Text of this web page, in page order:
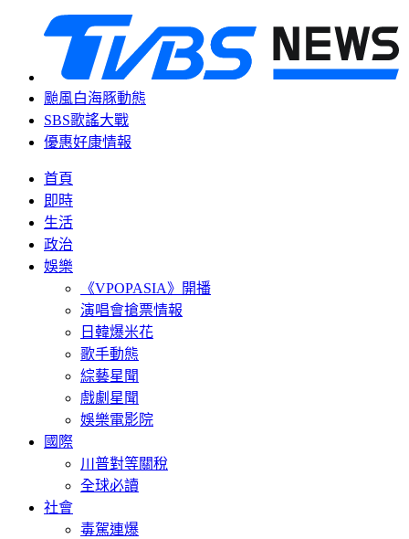
颱風白海豚動態
SBS歌謠大戰
優惠好康情報
首頁
即時
生活
政治
娛樂
《VPOPASIA》開播
演唱會搶票情報
日韓爆米花
歌手動態
綜藝星聞
戲劇星聞
娛樂電影院
國際
川普對等關稅
全球必讀
社會
毒駕連爆